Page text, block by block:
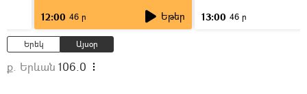
12:00 46 ր Եթեր 13:00 46 ր
Երեկ Այսօր
ք. Երևան 106.0